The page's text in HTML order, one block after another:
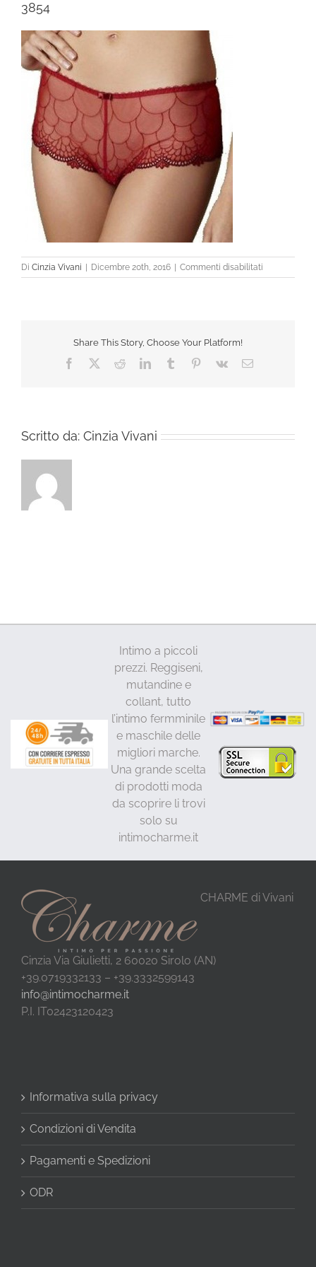
3854
Di Cinzia Vivani Dicembre 20th, 2016 Commenti disabilitati
3854
Share This Story, Choose Your Platform!
Facebook RedditLinkedInTumblr Pinterest
Vk Email
Scritto da: Cinzia Vivani
Intimo a piccoli
prezzi. Reggiseni,
mutandine e
collant, tutto
l’intimo fermminile
e maschile delle
migliori marche.
Una grande scelta
di prodotti moda
da scoprire li trovi
solo su
intimocharme.it
CHARME di Vivani
Cinzia Via Giulietti, 2 60020 Sirolo (AN)
+39.0719332133 – +39.3332599143
info@intimocharme.it
P.I. IT02423120423
Informativa sulla privacy
Condizioni di Vendita
Pagamenti e Spedizioni
ODR